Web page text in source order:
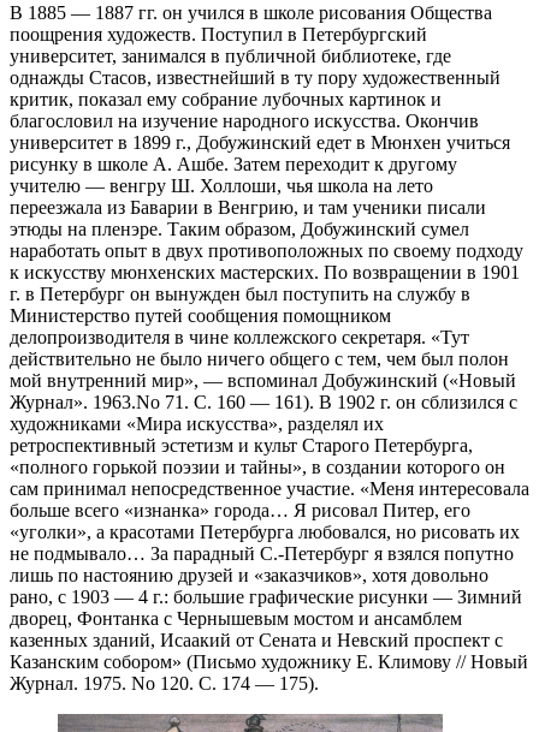
В 1885 — 1887 гг. он учился в школе рисования Общества
поощрения художеств. Поступил в Петербургский
университет, занимался в публичной библиотеке, где
однажды Стасов, известнейший в ту пору художественный
критик, показал ему собрание лубочных картинок и
благословил на изучение народного искусства. Окончив
университет в 1899 г., Добужинский едет в Мюнхен учиться
рисунку в школе А. Ашбе. Затем переходит к другому
учителю — венгру Ш. Холлоши, чья школа на лето
переезжала из Баварии в Венгрию, и там ученики писали
этюды на пленэре. Таким образом, Добужинский сумел
наработать опыт в двух противоположных по своему подходу
к искусству мюнхенских мастерских. По возвращении в 1901
г. в Петербург он вынужден был поступить на службу в
Министерство путей сообщения помощником
делопроизводителя в чине коллежского секретаря. «Тут
действительно не было ничего общего с тем, чем был полон
мой внутренний мир», — вспоминал Добужинский («Новый
Журнал». 1963.No 71. С. 160 — 161). В 1902 г. он сблизился с
художниками «Мира искусства», разделял их
ретроспективный эстетизм и культ Старого Петербурга,
«полного горькой поэзии и тайны», в создании которого он
сам принимал непосредственное участие. «Меня интересовала
больше всего «изнанка» города… Я рисовал Питер, его
«уголки», а красотами Петербурга любовался, но рисовать их
не подмывало… За парадный С.-Петербург я взялся попутно
лишь по настоянию друзей и «заказчиков», хотя довольно
рано, с 1903 — 4 г.: большие графические рисунки — Зимний
дворец, Фонтанка с Чернышевым мостом и ансамблем
казенных зданий, Исаакий от Сената и Невский проспект с
Казанским собором» (Письмо художнику Е. Климову // Новый
Журнал. 1975. No 120. С. 174 — 175).